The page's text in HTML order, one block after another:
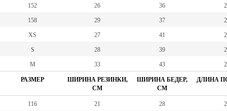
152 26 36
158 29 37
XS 27 41
S 28 39
M 33 43
РАЗМЕР
ШИРИНА РЕЗИНКИ,
СМ
ШИРИНА БЕДЕР,
СМ
ДЛИНА
116 21 28